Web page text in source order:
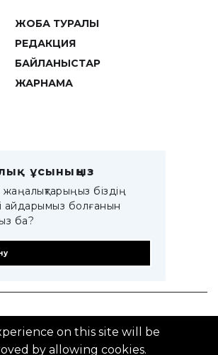
ЖОБА ТУРАЛЫ
РЕДАКЦИЯ
БАЙЛАНЫСТАР
ЖАРНАМА
ұсыныңыз
жаңалықтарыңыз біздің
айдарымыз болғанын
ба?
© 2014–2025 ZTB.KZ
on this site will be
by allowing cookies.